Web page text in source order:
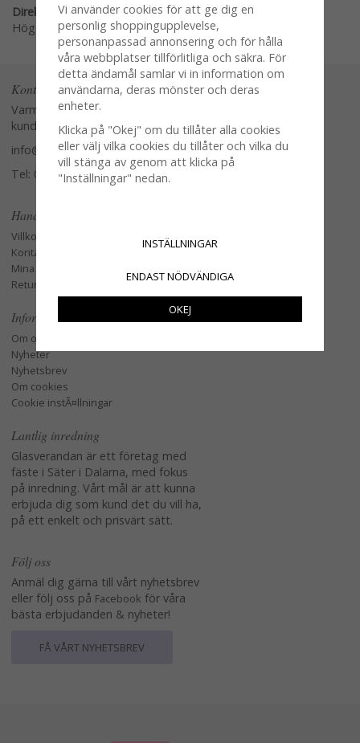
Direktlänk:
Högerklicka och kopiera adressen
Kontakta oss
Varmt välkommen att kontakta vår
kundtjänst.
info@glasverandan.se
Tel: 079-3495968
Handla
Villkor
Kontakta oss
Mina favoriter
Retur och Reklamation
Information
Om oss
Nyheter
Nyhetsbrev
Om cookies
Cookie instÃ¤llningar
Lantlig inredning
Glasverandan är ett företag med
fäste i Säter i Dalarna, med fokus
på inredning. Vårt mål är att kunna
erbjuda dig som kund det du vill ha,
på ett enkelt och prisvärt sätt.
Följ oss
Anmäl dig gärna till vårt nyhetsbrev
eller följ oss på Facebook för våra
bästa erbjudanden & nyheter!
FÅ VÅRT NYHETSBREV
Vi använder cookies för att ge dig en
personlig shoppingupplevelse,
personanpassad annonsering och för hålla
våra webbplatser tillförlitliga och säkra. För
detta ändamål samlar vi in information om
användarna, deras mönster och deras
enheter.
Klicka på "Okej" om du tillåter alla cookies
eller välj vilka cookies du tillåter och vilka du
vill stänga av genom att klicka på
"Inställningar" nedan.
INSTÄLLNINGAR
ENDAST NÖDVÄNDIGA
OKEJ